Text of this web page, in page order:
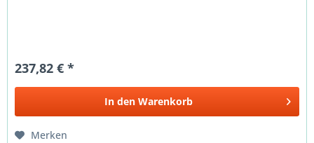
237,82 € *
In den Warenkorb
Merken